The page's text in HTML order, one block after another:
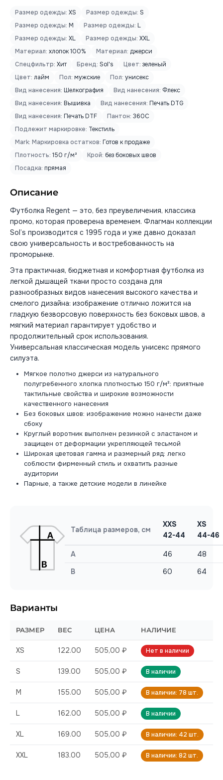
Размер одежды: XS Размер одежды: S
Размер одежды: M Размер одежды: L
Размер одежды: XL Размер одежды: XXL
Материал: хлопок 100% Материал: джерси
Спецфильтр: Хит Бренд: Sol's Цвет: зеленый
Цвет: лайм Пол: мужские Пол: унисекс
Вид нанесения: Шелкография Вид нанесения: Флекс
Вид нанесения: Вышивка Вид нанесения: Печать DTG
Вид нанесения: Печать DTF Пантон: 360C
Подлежит маркировке: Текстиль
Mark: Маркировка остатков: Готов к продаже
Плотность: 150 г/м² Крой: без боковых швов
Посадка: прямая
Описание
Футболка Regent — это, без преувеличения, классика
промо, которая проверена временем. Флагман коллекции
Sol’s производится с 1995 года и уже давно доказал
свою универсальность и востребованность на
проморынке.
Эта практичная, бюджетная и комфортная футболка из
легкой дышащей ткани просто создана для
разнообразных видов нанесения высокого качества и
смелого дизайна: изображение отлично ложится на
гладкую безворсовую поверхность без боковых швов, а
мягкий материал гарантирует удобство и
продолжительный срок использования.
Универсальная классическая модель унисекс прямого
силуэта.
Мягкое полотно джерси из натурального
полугребенного хлопка плотностью 150 г/м²: приятные
тактильные свойства и широкие возможности
качественного нанесения
Без боковых швов: изображение можно нанести даже
сбоку
Круглый воротник выполнен резинкой с эластаном и
защищен от деформации укрепляющей тесьмой
Широкая цветовая гамма и размерный ряд: легко
соблюсти фирменный стиль и охватить разные
аудитории
Парные, а также детские модели в линейке
Таблица размеров, см
XXS
42-44
XS
44-46
A 46
48
B
60 64
Варианты
РАЗМЕР ВЕС ЦЕНА НАЛИЧИЕ
XS 122.00 505,00 ₽ Нет в наличии
S 139.00 505,00 ₽ В наличии
M 155.00 505,00 ₽ В наличии: 78 шт.
L 162.00 505,00 ₽ В наличии
XL 169.00 505,00 ₽ В наличии: 42 шт.
XXL 183.00 505,00 ₽ В наличии: 82 шт.